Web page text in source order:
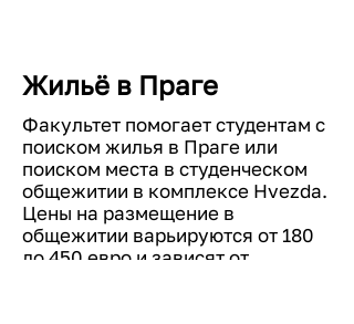
Жильё в Праге
Факультет помогает студентам с
поиском жилья в Праге или
поиском места в студенческом
общежитии в комплексе Hvezda.
Цены на размещение в
общежитии варьируются от 180
до 450 евро и зависят от